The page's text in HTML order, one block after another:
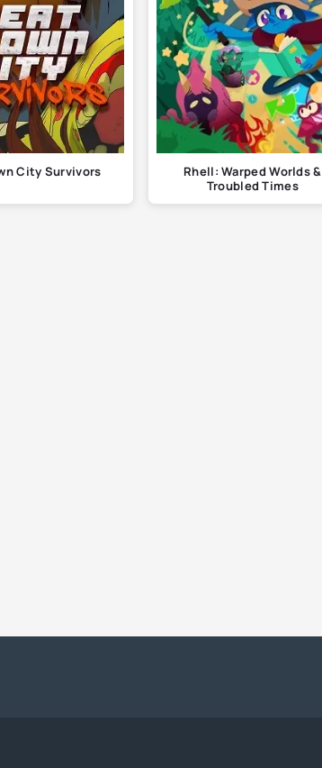
City Survivors
Rhell: Warped Worlds &
Troubled Times